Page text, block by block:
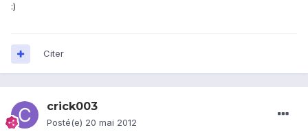
:)
Citer
crick003
Posté(e) 20 mai 2012